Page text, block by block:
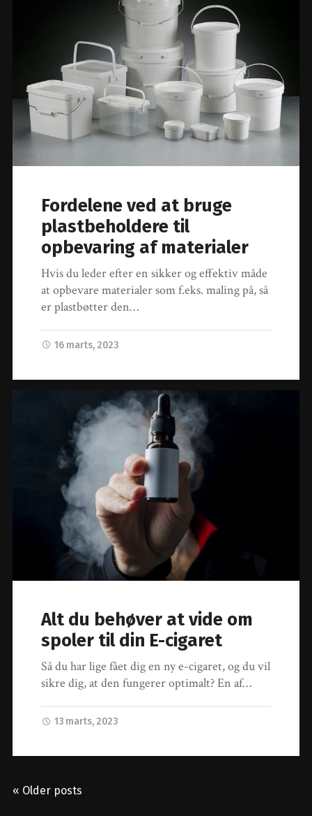
Fordelene ved at bruge
plastbeholdere til
opbevaring af materialer
Hvis du leder efter en sikker og effektiv måde
at opbevare materialer som f.eks. maling på, så
er plastbøtter den…
16 marts, 2023
Alt du behøver at vide om
spoler til din E-cigaret
Så du har lige fået dig en ny e-cigaret, og du vil
sikre dig, at den fungerer optimalt? En af…
13 marts, 2023
« Older posts